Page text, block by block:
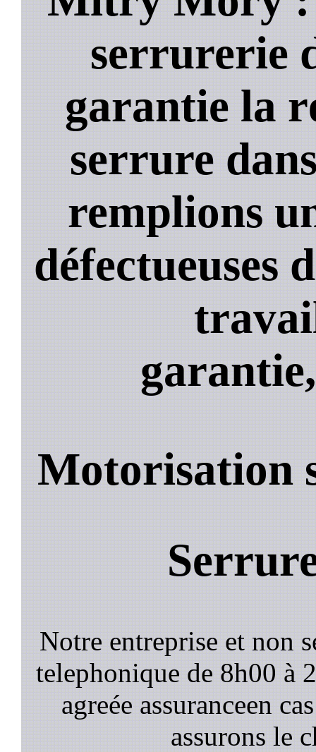
serrurerie
garantie la
serrure
remplions
défectueuses
garantie,
Motorisation
Notre entreprise et non
telephonique de 8h00 à
agreée assuranceen
assurons le